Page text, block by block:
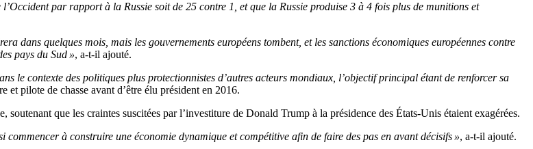
par rapport à la Russie soit de 25 contre 1, et que la Russie produise 3 à 4 fois plus de munitions et
dans quelques mois, mais les gouvernements européens tombent, et les sanctions économiques européennes contre
pays du Sud », a-t-il ajouté.
le contexte des politiques plus protectionnistes d’autres acteurs mondiaux, l’objectif principal étant de renforcer sa
et pilote de chasse avant d’être élu président en 2016.
que les craintes suscitées par l’investiture de Donald Trump à la présidence des États-Unis étaient exagérées.
à construire une économie dynamique et compétitive afin de faire des pas en avant décisifs », a-t-il ajouté.